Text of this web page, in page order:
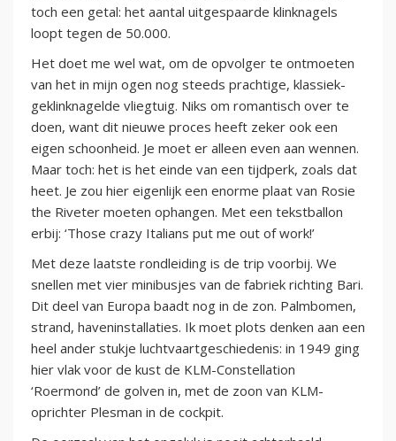
toch een getal: het aantal uitgespaarde klinknagels
loopt tegen de 50.000.
Het doet me wel wat, om de opvolger te ontmoeten
van het in mijn ogen nog steeds prachtige, klassiek-
geklinknagelde vliegtuig. Niks om romantisch over te
doen, want dit nieuwe proces heeft zeker ook een
eigen schoonheid. Je moet er alleen even aan wennen.
Maar toch: het is het einde van een tijdperk, zoals dat
heet. Je zou hier eigenlijk een enorme plaat van Rosie
the Riveter moeten ophangen. Met een tekstballon
erbij: ‘Those crazy Italians put me out of work!’
Met deze laatste rondleiding is de trip voorbij. We
snellen met vier minibusjes van de fabriek richting Bari.
Dit deel van Europa baadt nog in de zon. Palmbomen,
strand, haveninstallaties. Ik moet plots denken aan een
heel ander stukje luchtvaartgeschiedenis: in 1949 ging
hier vlak voor de kust de KLM-Constellation
‘Roermond’ de golven in, met de zoon van KLM-
oprichter Plesman in de cockpit.